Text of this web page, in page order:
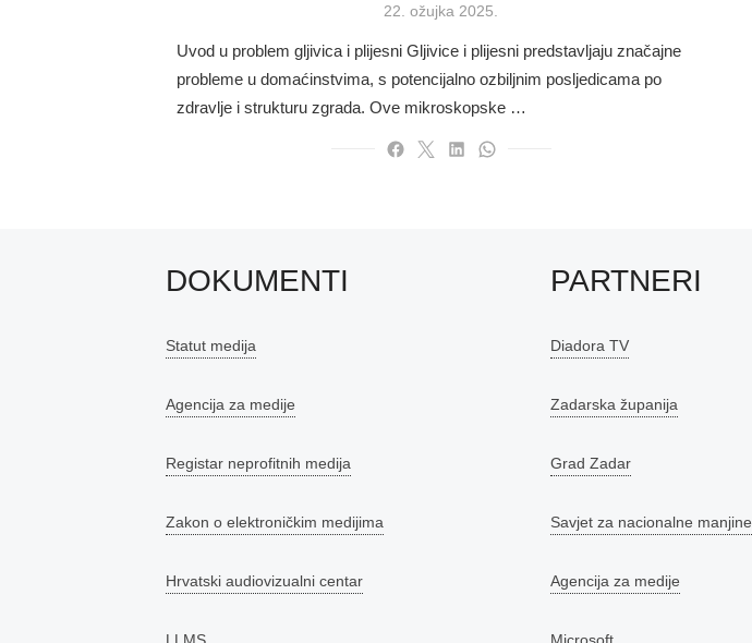
Posted
22. ožujka 2025.
Uvod u problem gljivica i plijesni Gljivice i plijesni predstavljaju značajne
probleme u domaćinstvima, s potencijalno ozbiljnim posljedicama po
zdravlje i strukturu zgrada. Ove mikroskopske …
DOKUMENTI
Statut medija
Agencija za medije
Registar neprofitnih medija
Zakon o elektroničkim medijima
Hrvatski audiovizualni centar
PARTNERI
Diadora TV
Zadarska županija
Grad Zadar
Savjet za nacionalne manjine
Agencija za medije